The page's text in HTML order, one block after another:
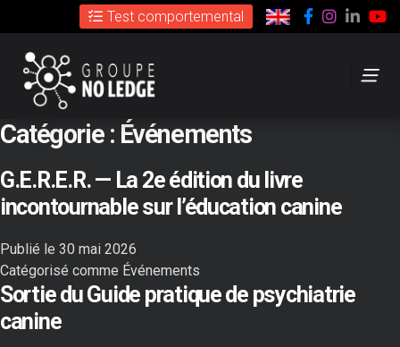
Test comportemental Facebook
Catégorie : Événements
G.E.R.E.R. — La 2e édition du livre
incontournable sur l’éducation canine
Publié le 30 mai 2026
Catégorisé comme Événements
Sortie du Guide pratique de psychiatrie
canine
Cookies management panel